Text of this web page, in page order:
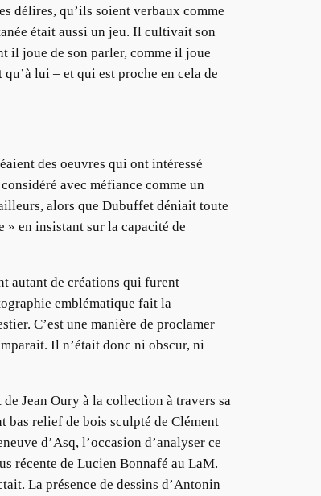
délires, qu’ils soient verbaux comme
était aussi un jeu. Il cultivait son
il joue de son parler, comme il joue
lui – et qui est proche en cela de
des oeuvres qui ont intéressé
avec méfiance comme un
alors que Dubuffet déniait toute
» en insistant sur la capacité de
autant de créations qui furent
emblématique fait la
C’est une manière de proclamer
Il n’était donc ni obscur, ni
Jean Oury à la collection à travers sa
bas relief de bois sculpté de Clément
d’Asq, l’occasion d’analyser ce
récente de Lucien Bonnafé au LaM.
La présence de dessins d’Antonin